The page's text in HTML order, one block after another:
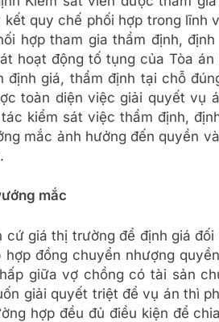
kết quy chế phối hợp trong
hợp tham gia thẩm định,
hoạt động tố tụng của Tòa
định giá, thẩm định tại chỗ
toàn diện việc giải quyết vụ
kiểm sát việc thẩm định,
mắc ảnh hưởng đến quyền
mắc
cứ giá thị trường để định giá
hợp đồng chuyển nhượng
giữa vợ chồng có tài sản
giải quyết triệt để vụ án thì
hợp đều đủ điều kiện để